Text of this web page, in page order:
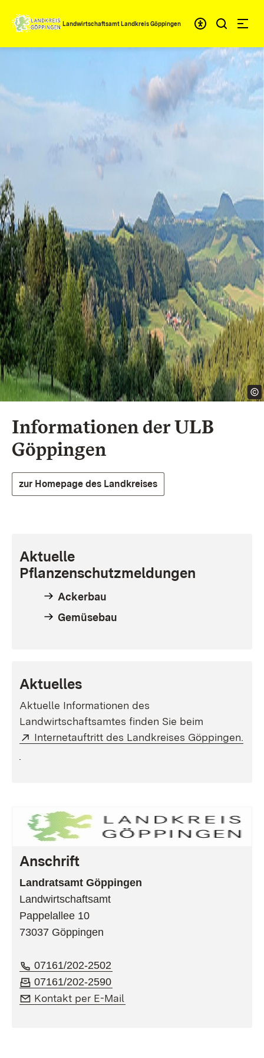
Zum Inhalt springen
Landwirtschaftsamt Landkreis Göppingen
Informationen derULB
Göppingen
zur Homepage des Landkreises
Aktuelle
Pflanzenschutzmeldungen
Ackerbau
Gemüsebau
Aktuelles
Aktuelle Informationen des
Landwirtschaftsamtes finden Sie beim
Extern:
Internetauftritt des Landkreises Göppingen.
Anschrift​
Landratsamt Göppingen
Landwirtschaftsamt
Pappelallee 10
73037 Göppingen
Telefon:
07161/202-2502
Fax:
07161/202-2590
E-Mail:
Kontakt per E-Mail